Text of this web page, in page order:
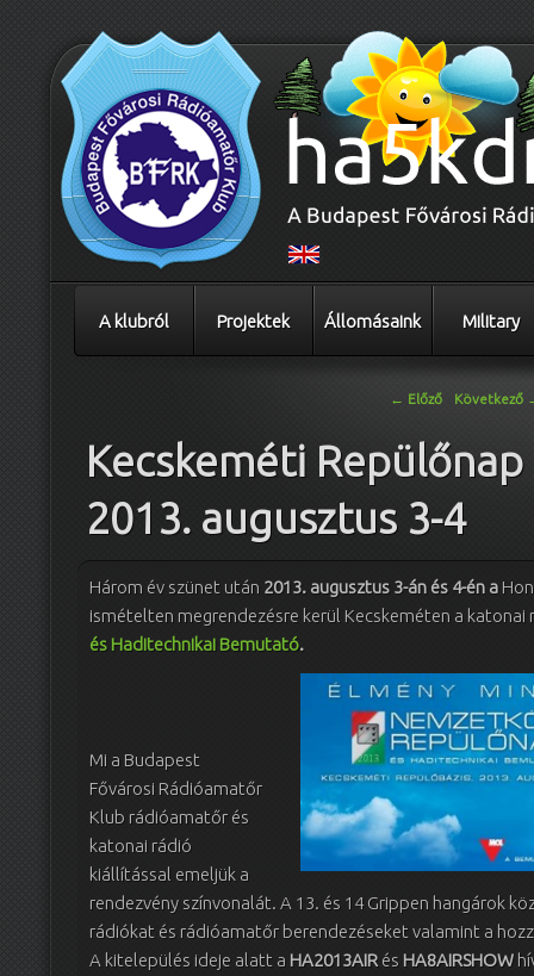
A klubról Projektek Állomásaink Military
← Előző Következő
Kecskeméti Repülőnap
2013. augusztus 3-4
Három év szünet után 2013. augusztus 3-án és 4-én a
ismételten megrendezésre kerül Kecskeméten a
és Haditechnikai Bemutató.
Mi a Budapest
Fővárosi Rádióamatőr
Klub rádióamatőr és
katonai rádió
kiállítással emeljük a
rendezvény színvonalát. A 13. és 14 Grippen hangárok
rádiókat és rádióamatőr berendezéseket valamint a
A kitelepülés ideje alatt a HA2013AIR és HA8AIRSHOW